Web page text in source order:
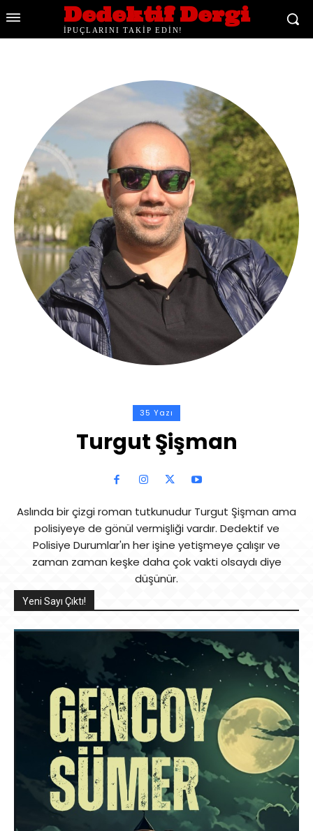
Dedektif Dergi
İPUÇLARINI TAKİP EDİN!
35 Yazı
Turgut Şişman
Aslında bir çizgi roman tutkunudur Turgut Şişman ama
polisiyeye de gönül vermişliği vardır. Dedektif ve
Polisiye Durumlar'ın her işine yetişmeye çalışır ve
zaman zaman keşke daha çok vakti olsaydı diye
düşünür.
Yeni Sayı Çıktı!